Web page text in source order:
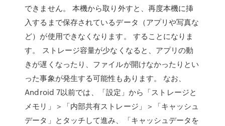
できません。 本機から取り外すと、再度本機に挿
入するまで保存されているデータ（アプリや写真な
ど）が使用できなくなります。 することになりま
す。 ストレージ容量が少なくなると、アプリの動
きが遅くなったり、ファイルが開けなかったりとい
った事象が発生する可能性もあります。 なお、
Android 7以前では、「設定」から「ストレージと
メモリ」＞「内部共有ストレージ」＞「キャッシュ
データ」とタッチして進み、「キャッシュデータを